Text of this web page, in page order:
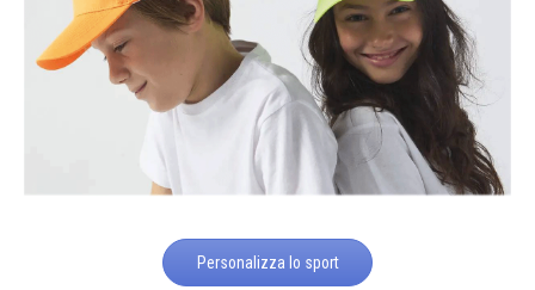
Personalizza lo sport